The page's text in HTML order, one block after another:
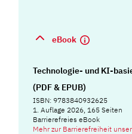
eBook
Technologie- und KI-
(PDF & EPUB)
ISBN: 9783840932625
1. Auflage 2026, 165 Seiten
Barrierefreies eBook
Mehr zur Barrierefreiheit